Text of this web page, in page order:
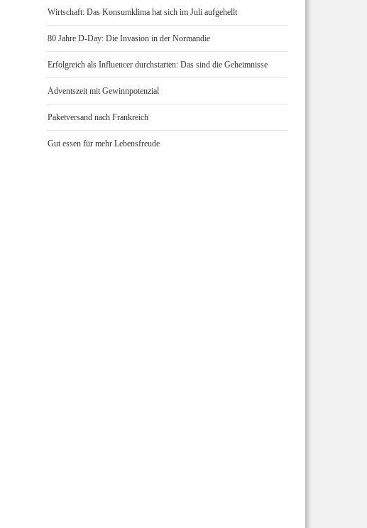
Wirtschaft: Das Konsumklima hat sich im Juli aufgehellt
80 Jahre D-Day: Die Invasion in der Normandie
Erfolgreich als Influencer durchstarten: Das sind die Geheimnisse
Adventszeit mit Gewinnpotenzial
Paketversand nach Frankreich
Gut essen für mehr Lebensfreude